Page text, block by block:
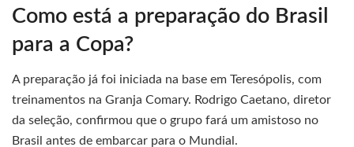
Como está a preparação do Brasil
para a Copa?
A preparação já foi iniciada na base em Teresópolis, com
treinamentos na Granja Comary. Rodrigo Caetano, diretor
da seleção, confirmou que o grupo fará um amistoso no
Brasil antes de embarcar para o Mundial.